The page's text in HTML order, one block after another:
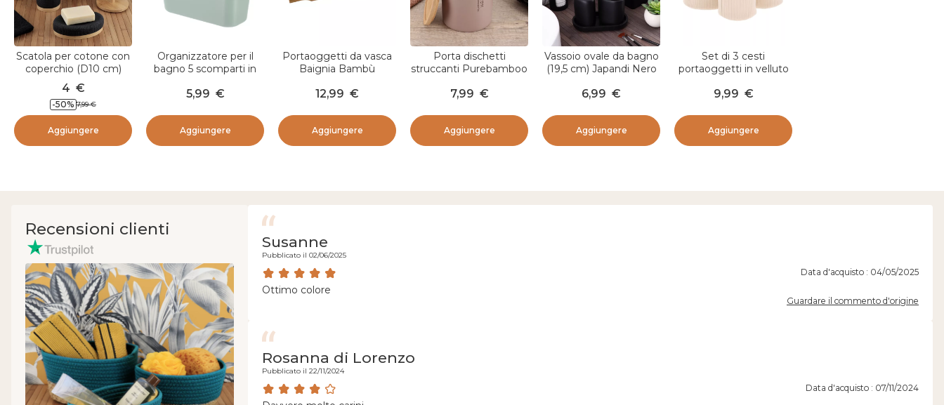
Scatola per cotone con
coperchio (D10 cm)
Effetto Maille Nero
4 €
-50% 7,99 €
Aggiungere
Organizzatore per il
bagno 5 scomparti in
salvia
5,99 €
Aggiungere
Portaoggetti da vasca
Baignia Bambù
12,99 €
Aggiungere
Porta dischetti
struccanti Purebamboo
7,99 €
Aggiungere
Vassoio ovale da bagno
(19,5 cm) Japandi Nero
6,99 €
Aggiungere
Set di 3 cesti
portaoggetti in velluto
Avorio
9,99 €
Aggiungere
Recensioni clienti
Susanne
Pubblicato il 02/06/2025
Data d'acquisto : 04/05/2025
Ottimo colore
Guardare il commento d'origine
Rosanna di Lorenzo
Pubblicato il 22/11/2024
Data d'acquisto : 07/11/2024